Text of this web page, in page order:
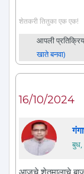
शेतकरी तितुका एक एक!
आपली
खाते बनवा)
16/10/2024
आजचे शेतमालाचे